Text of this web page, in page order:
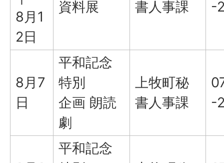
8月1
2日
資料展
書人事課
-
8月7
日
平和記念
特別
企画 朗読
劇
上牧町秘
書人事課
-
平和記念